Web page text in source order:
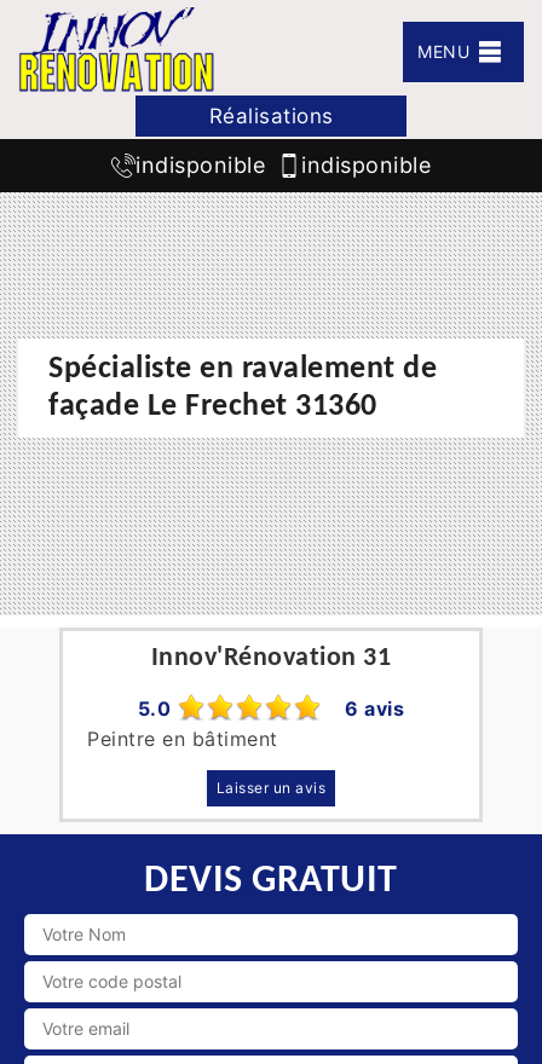
MENU
Réalisations
indisponible indisponible
Spécialiste en ravalement de
façade Le Frechet 31360
Innov'Rénovation 31
5.0
6 avis
Peintre en bâtiment
Laisser un avis
DEVIS GRATUIT